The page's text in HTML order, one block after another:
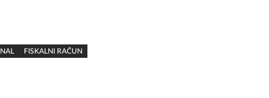
FISKALNI RAČUN